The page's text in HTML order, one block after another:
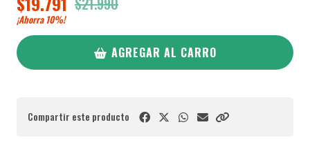
¡Ahorra 10%!
AGREGAR AL CARRO
Compartir este producto